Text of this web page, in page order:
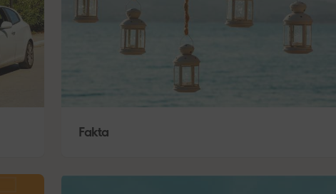
Fakta